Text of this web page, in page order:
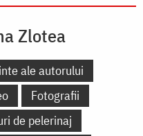
Zlotea
ale autorului
Fotografii
de pelerinaj